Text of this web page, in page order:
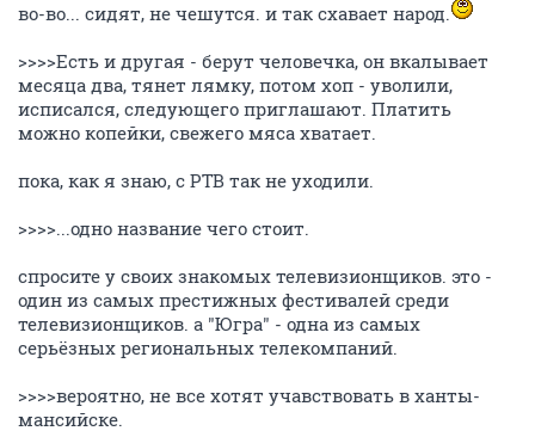
во-во... сидят, не чешутся. и так схавает народ.
>>>>Есть и другая - берут человечка, он вкалывает
месяца два, тянет лямку, потом хоп - уволили,
исписался, следующего приглашают. Платить
можно копейки, свежего мяса хватает.
пока, как я знаю, с РТВ так не уходили.
>>>>...одно название чего стоит.
спросите у своих знакомых телевизионщиков. это -
один из самых престижных фестивалей среди
телевизионщиков. а "Югра" - одна из самых
серьёзных региональных телекомпаний.
>>>>вероятно, не все хотят учавствовать в ханты-
мансийске.